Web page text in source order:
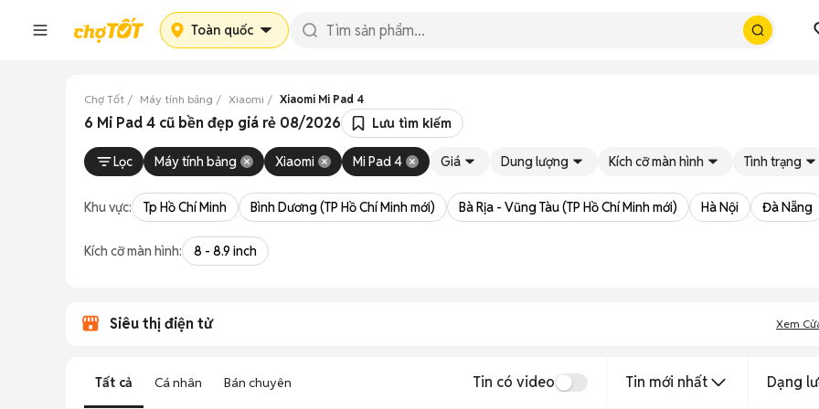
Toàn quốc
Chợ Tốt Máy tính bảng Xiaomi Xiaomi Mi Pad 4
6 Mi Pad 4 cũ bền đẹp giá rẻ 08/2026 Lưu tìm kiếm
Lọc Máy tính bảng Xiaomi Mi Pad 4 Giá Dung lượng Kích cỡ màn hình Tình trạng
Khu vực: Tp Hồ Chí Minh Bình Dương (TP Hồ Chí Minh mới) Bà Rịa - Vũng Tàu (TP Hồ Chí Minh mới) Hà Nội Đà Nẵng
Kích cỡ màn hình: 8 - 8.9 inch
Siêu thị điện tử Xem
Tất cả Cá nhân Bán chuyên Tin có video Tin mới nhất Dạng